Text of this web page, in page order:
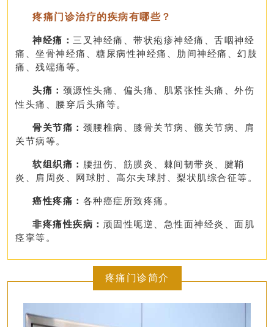
疼痛门诊治疗的疾病有哪些？
神经痛： 三叉神经痛、带状疱疹神经痛、舌咽神经
痛、坐骨神经痛、糖尿病性神经痛、肋间神经痛、幻肢
痛、残端痛等。
头痛： 颈源性头痛、偏头痛、肌紧张性头痛、外伤
性头痛、腰穿后头痛等。
骨关节痛： 颈腰椎病、膝骨关节病、髋关节病、肩
关节病等。
软组织痛：
腰扭伤、筋膜炎、棘间韧带炎、腱鞘
炎、肩周炎、网球肘、高尔夫球肘、梨状肌综合征等。
癌性疼痛： 各种癌症所致疼痛。
非疼痛性疾病： 顽固性呃逆、急性面神经炎、面肌
痉挛等。
疼痛门诊简介